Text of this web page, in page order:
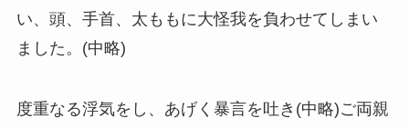
い、頭、手首、太ももに大怪我を負わせてしまい
ました。(中略)
度重なる浮気をし、あげく暴言を吐き(中略)ご両親